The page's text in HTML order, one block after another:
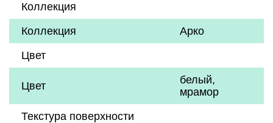
Коллекция
Коллекция
Арко
Цвет
Цвет белый,
мрамор
Текстура поверхности